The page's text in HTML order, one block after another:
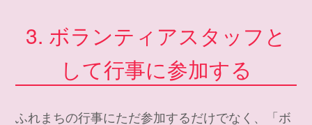
3. ボランティアスタッフと
して行事に参加する
ふれまちの行事にただ参加するだけでなく、「ボ